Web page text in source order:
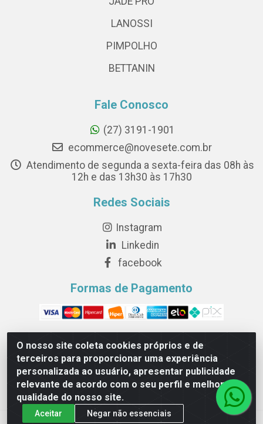
O nosso site coleta cookies próprios e de
terceiros para proporcionar uma experiência
personalizada ao usuário, apresentar publicidade
relevante de acordo com o seu perfil e melhorar a
qualidade do nosso site.
Aceitar Negar não essenciais
LANOSSI
PIMPOLHO
BETTANIN
Fale Conosco
(27) 3191-1901
ecommerce@novesete.com.br
Atendimento de segunda a sexta-feira das 08h às
12h e das 13h30 às 17h30
Redes Sociais
Instagram
Linkedin
facebook
Formas de Pagamento
Novesete Distribuidora LTDA - Avenida Setecentos, S/N,
Terminal Intermodal da Serra, Serra/ES - CEP 29161-414 -
CNPJ 29.479.604/0001-44